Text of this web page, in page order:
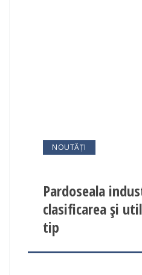
NOUTĂȚI
Pardoseala
clasificarea și
tip